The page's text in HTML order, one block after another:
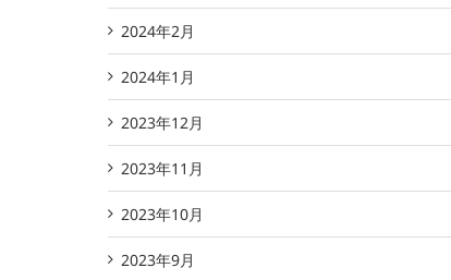
2024年2月
2024年1月
2023年12月
2023年11月
2023年10月
2023年9月